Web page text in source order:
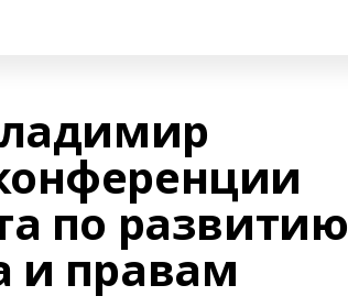
по развитию
и правам